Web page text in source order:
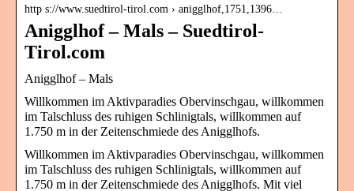
http s://www.suedtirol-tirol.com › anigglhof,1751,1396…
Anigglhof – Mals – Suedtirol-
Tirol.com
Anigglhof – Mals
Willkommen im Aktivparadies Obervinschgau, willkommen
im Talschluss des ruhigen Schlinigtals, willkommen auf
1.750 m in der Zeitenschmiede des Anigglhofs.
Willkommen im Aktivparadies Obervinschgau, willkommen
im Talschluss des ruhigen Schlinigtals, willkommen auf
1.750 m in der Zeitenschmiede des Anigglhofs. Mit viel